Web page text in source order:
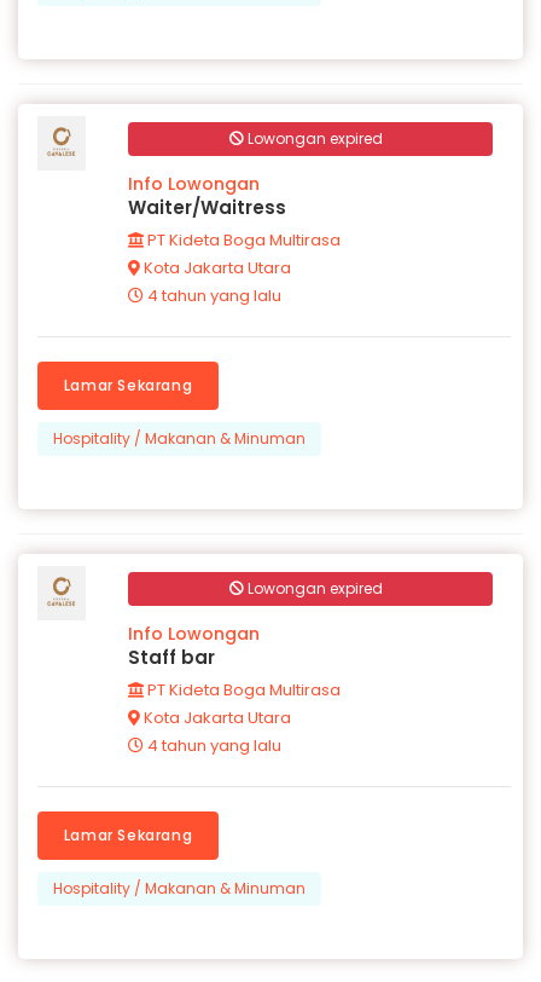
Lowongan expired
Info Lowongan
Waiter/Waitress
PT Kideta Boga Multirasa
Kota Jakarta Utara
4 tahun yang lalu
Lamar Sekarang
Hospitality / Makanan & Minuman
Lowongan expired
Info Lowongan
Staff bar
PT Kideta Boga Multirasa
Kota Jakarta Utara
4 tahun yang lalu
Lamar Sekarang
Hospitality / Makanan & Minuman